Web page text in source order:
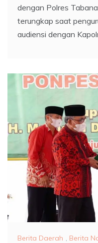
dengan Polres
terungkap saat
audiensi dengan
Berita Daerah , Berita